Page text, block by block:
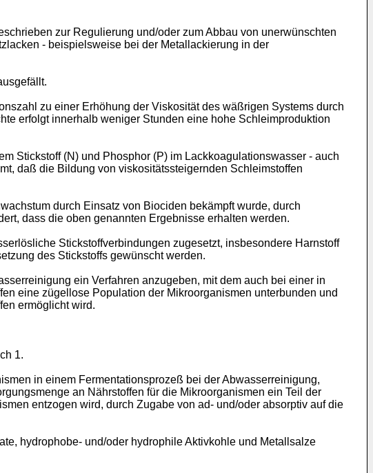
zur Regulierung und/oder zum Abbau von unerwünschten
- beispielsweise bei der Metallackierung in der
zu einer Erhöhung der Viskosität des wäßrigen Systems durch
erfolgt innerhalb weniger Stunden eine hohe Schleimproduktion
Stickstoff (N) und Phosphor (P) im Lackkoagulationswasser - auch
daß die Bildung von viskositätssteigernden Schleimstoffen
durch Einsatz von Biociden bekämpft wurde, durch
dass die oben genannten Ergebnisse erhalten werden.
Stickstoffverbindungen zugesetzt, insbesondere Harnstoff
des Stickstoffs gewünscht werden.
ein Verfahren anzugeben, mit dem auch bei einer in
eine zügellose Population der Mikroorganismen unterbunden und
ermöglicht wird.
1.
in einem Fermentationsprozeß bei der Abwasserreinigung,
an Nährstoffen für die Mikroorganismen ein Teil der
entzogen wird, durch Zugabe von ad- und/oder absorptiv auf die
hydrophobe- und/oder hydrophile Aktivkohle und Metallsalze